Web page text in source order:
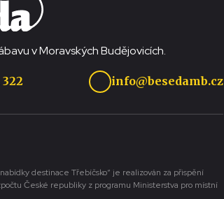
v Moravských Budějovicích.
322 info@besedamb.cz
destinace Třebíčsko“ je realizován za přispění
České republiky z programu Ministerstva pro místní